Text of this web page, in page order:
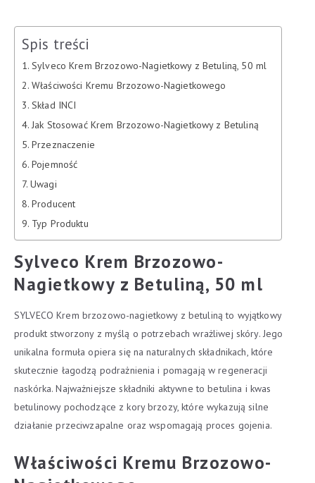
Spis treści
Sylveco Krem Brzozowo-Nagietkowy z Betuliną, 50 ml
Właściwości Kremu Brzozowo-Nagietkowego
Skład INCI
Jak Stosować Krem Brzozowo-Nagietkowy z Betuliną
Przeznaczenie
Pojemność
Uwagi
Producent
Typ Produktu
Sylveco Krem Brzozowo-
Nagietkowy z Betuliną, 50 ml
SYLVECO Krem brzozowo-nagietkowy z betuliną to wyjątkowy
produkt stworzony z myślą o potrzebach wrażliwej skóry. Jego
unikalna formuła opiera się na naturalnych składnikach, które
skutecznie łagodzą podrażnienia i pomagają w regeneracji
naskórka. Najważniejsze składniki aktywne to betulina i kwas
betulinowy pochodzące z kory brzozy, które wykazują silne
działanie przeciwzapalne oraz wspomagają proces gojenia.
Właściwości Kremu Brzozowo-